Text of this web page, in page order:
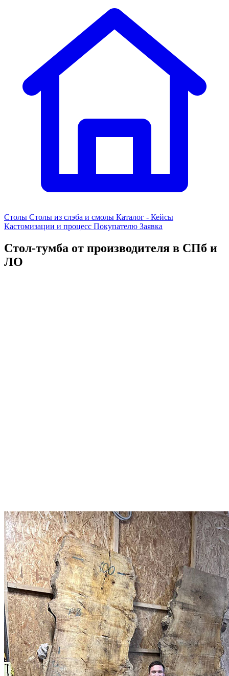
Столы Столы из слэба и смолы Каталог - Кейсы
Кастомизации и процесс Покупателю Заявка
Стол-тумба от производителя в СПб и
ЛО